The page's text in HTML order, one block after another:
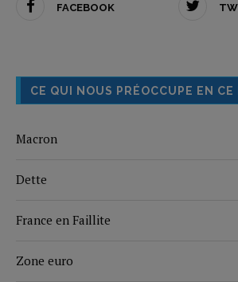
FACEBOOK
CE QUI NOUS PRÉOCCUPE EN CE
Macron
Dette
France en Faillite
Zone euro